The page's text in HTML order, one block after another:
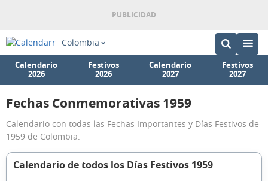
Colombia
Calendario
2026
Festivos
2026
Calendario
2027
Festivos
2027
Fechas Conmemorativas 1959
Calendario con todas las Fechas Importantes y Días Festivos de
1959 de Colombia.
Calendario de todos los Días Festivos 1959